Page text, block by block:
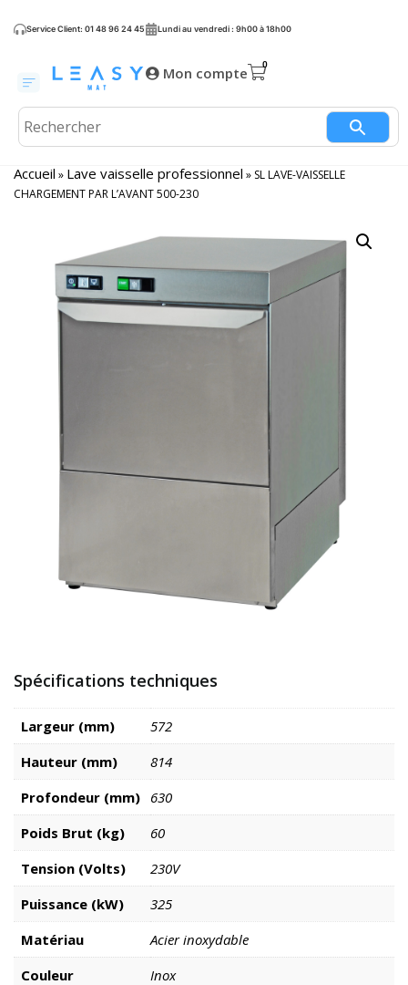
Service Client: 01 48 96 24 45 Lundi au vendredi : 9h00 à 18h00
Mon compte
Accueil » Lave vaisselle professionnel » SL LAVE-VAISSELLE
CHARGEMENT PAR L’AVANT 500-230
Spécifications techniques
Largeur (mm)
572
Hauteur (mm)
814
Profondeur (mm) 630
Poids Brut (kg)
60
Tension (Volts)
230V
Puissance (kW)
325
Matériau
Acier inoxydable
Couleur
Inox